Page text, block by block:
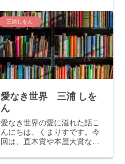
王湊かなえの新たなる代表作
「未来」の紹介を致します。
story「こんにちは、章子。私
は20年後のあなた、30歳の章
子です。あなたはきっと...
三浦しをん
愛なき世界 三浦 しを
ん
愛なき世界の愛に溢れた話こ
んにちは、くまりすです。今
回は、直木賞や本屋大賞など
賞選考委員でもある三浦しを